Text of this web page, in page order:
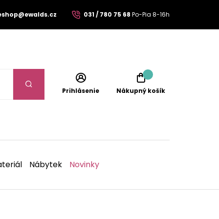
031 / 780 75 68 Po-Pia 8-16h
Prihlásenie Nákupný košík
Nábytek Novinky